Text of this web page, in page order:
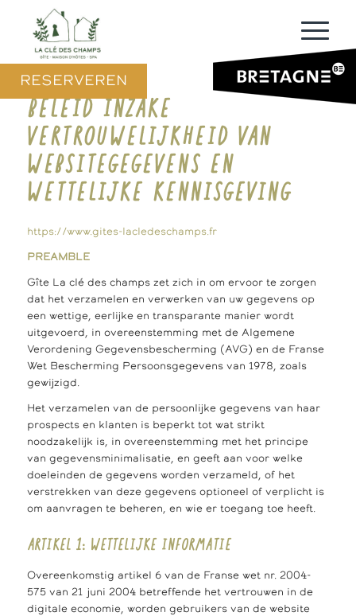
RESERVEREN
BELEID INZAKE
VERTROUWELIJKHEID VAN
WEBSITEGEGEVENS EN
WETTELIJKE KENNISGEVING
https://www.gites-lacledeschamps.fr
PREAMBLE
Gîte La clé des champs zet zich in om ervoor te zorgen
dat het verzamelen en verwerken van uw gegevens op
een wettige, eerlijke en transparante manier wordt
uitgevoerd, in overeenstemming met de Algemene
Verordening Gegevensbescherming (AVG) en de Franse
Wet Bescherming Persoonsgegevens van 1978, zoals
gewijzigd.
Het verzamelen van de persoonlijke gegevens van haar
prospects en klanten is beperkt tot wat strikt
noodzakelijk is, in overeenstemming met het principe
van gegevensminimalisatie, en geeft aan voor welke
doeleinden de gegevens worden verzameld, of het
verstrekken van deze gegevens optioneel of verplicht is
om aanvragen te beheren, en wie er toegang toe heeft.
ARTIKEL 1: WETTELIJKE INFORMATIE
Overeenkomstig artikel 6 van de Franse wet nr. 2004-
575 van 21 juni 2004 betreffende het vertrouwen in de
digitale economie, worden gebruikers van de website